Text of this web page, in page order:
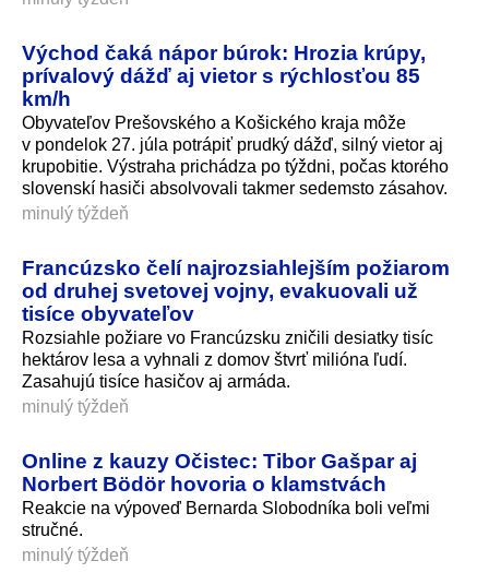
Východ čaká nápor búrok: Hrozia krúpy,
prívalový dážď aj vietor s rýchlosťou 85
km/h
Obyvateľov Prešovského a Košického kraja môže
v pondelok 27. júla potrápiť prudký dážď, silný vietor aj
krupobitie. Výstraha prichádza po týždni, počas ktorého
slovenskí hasiči absolvovali takmer sedemsto zásahov.
minulý týždeň
Francúzsko čelí najrozsiahlejším požiarom
od druhej svetovej vojny, evakuovali už
tisíce obyvateľov
Rozsiahle požiare vo Francúzsku zničili desiatky tisíc
hektárov lesa a vyhnali z domov štvrť milióna ľudí.
Zasahujú tisíce hasičov aj armáda.
minulý týždeň
Online z kauzy Očistec: Tibor Gašpar aj
Norbert Bödör hovoria o klamstvách
Reakcie na výpoveď Bernarda Slobodníka boli veľmi
stručné.
minulý týždeň